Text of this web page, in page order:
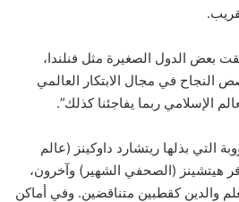
بعض الدول الصغيرة مثل فنلندا،
النجاح في مجال الابتكار العالمي
الإسلامي ربما يفاجئنا كذلك”.
التي بذلها ريتشارد داوكينز (عالم
هيتشينز (الصحفي الشهير) وآخرون،
والدين كقطبين متناقضين. وفي أماكن